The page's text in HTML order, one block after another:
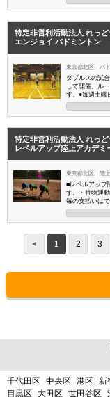
特定非営利活動法人 れっ
エンジョイ バドミントン
東京都北区 バ
ダブルスの試
して開催。ル
す。●毎週土曜
特定非営利活動法人 れっ
レベルアップ陸上アカデ
東京都北区 陸
■レベルアップ
す。・持物運
毎の支払いは
1 2 3
東
千代田区 中央区 港区 新
目黒区
大田区 世田谷区